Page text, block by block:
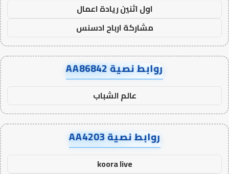
اول اثنين ريادة اعمال
مشاركة ارباح ادسنس
روابط نصية AA86842
عالم الشباب
روابط نصية AA4203
koora live